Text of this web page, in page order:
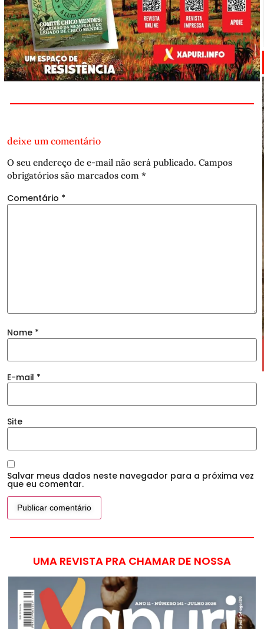
deixe um comentário
O seu endereço de e-mail não será publicado. Campos
obrigatórios são marcados com *
Comentário *
Nome *
E-mail *
Site
Salvar meus dados neste navegador para a próxima vez
que eu comentar.
UMA REVISTA PRA CHAMAR DE NOSSA